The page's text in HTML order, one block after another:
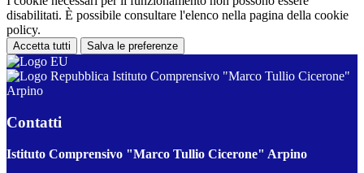
disabilitati. È possibile consultare l'elenco nella pagina della cookie
policy.
Accetta tutti Salva le preferenze
Istituto Comprensivo "Marco Tullio Cicerone"
Arpino
Contatti
Istituto Comprensivo "Marco Tullio Cicerone" Arpino